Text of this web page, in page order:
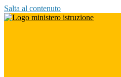
Salta al contenuto